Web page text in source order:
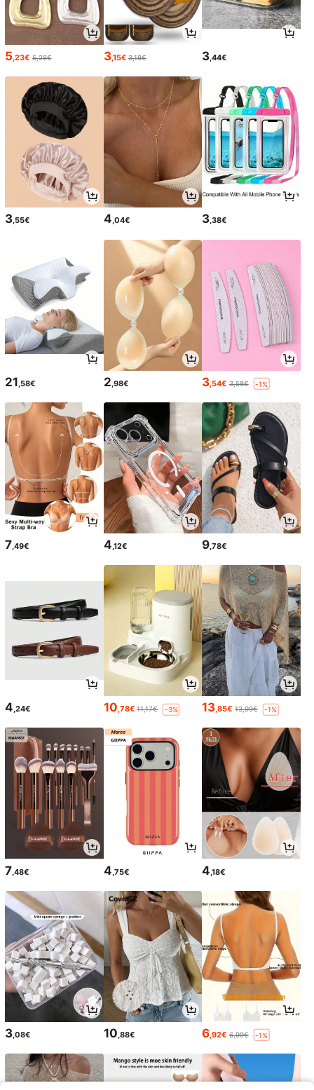
5,23€ 5,28€ 3,15€ 3,18€ 3,44€
3,55€ 4,04€ 3,38€
21 ,58€ 2 ,98€ 3 ,54€ 3,58€ -1%
7,49€ 4,12€ 9,78€
4,24€ 10,78€ 11,17€ -3% 13,85€ 13,99€ -1%
7 ,48€ 4 ,75€ 4 ,18€
3 ,08€ 10 ,88€ 6 ,92€ 6,99€ -1%